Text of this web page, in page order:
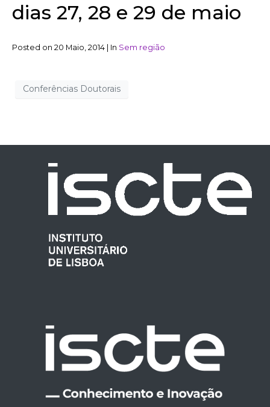
dias 27, 28 e 29 de maio
Posted on 20 Maio, 2014 In Sem região
Conferências Doutorais